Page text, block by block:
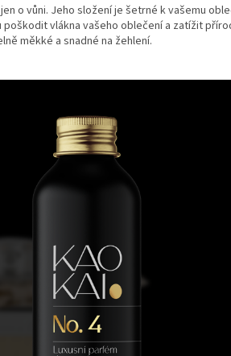
o vůni. Jeho složení je šetrné k vašemu
vlákna vašeho oblečení a zatížit
měkké a snadné na žehlení.